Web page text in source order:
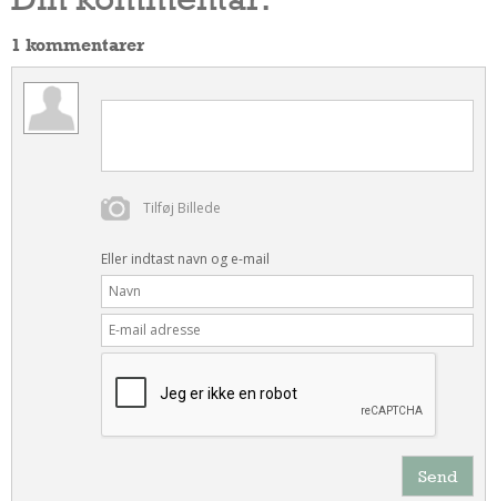
1 kommentarer
Tilføj Billede
Eller indtast navn og e-mail
Send